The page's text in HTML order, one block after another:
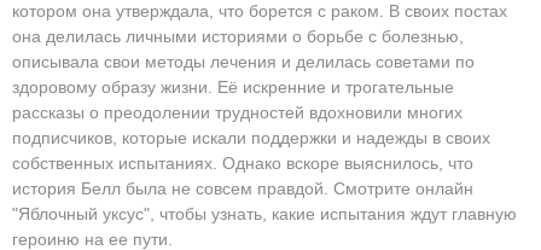
котором она утверждала, что борется с раком. В своих постах
она делилась личными историями о борьбе с болезнью,
описывала свои методы лечения и делилась советами по
здоровому образу жизни. Её искренние и трогательные
рассказы о преодолении трудностей вдохновили многих
подписчиков, которые искали поддержки и надежды в своих
собственных испытаниях. Однако вскоре выяснилось, что
история Белл была не совсем правдой. Смотрите онлайн
"Яблочный уксус", чтобы узнать, какие испытания ждут главную
героиню на ее пути.